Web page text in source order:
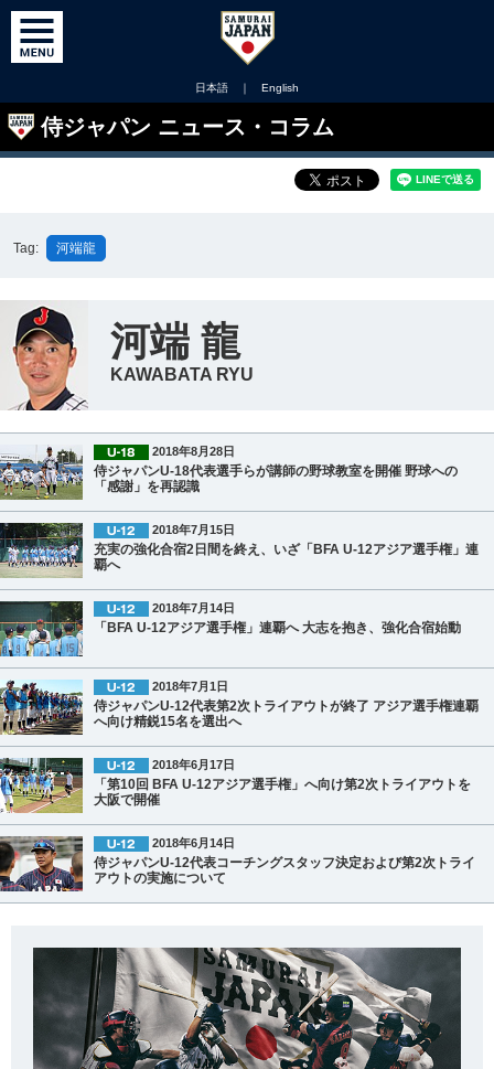
日本語 ｜ English
侍ジャパン ニュース・コラム
Tag: 河端龍
河端 龍
KAWABATA RYU
2018年8月28日
侍ジャパンU-18代表選手らが講師の野球教室を開催 野球への
「感謝」を再認識
2018年7月15日
充実の強化合宿2日間を終え、いざ「BFA U-12アジア選手権」連
覇へ
2018年7月14日
「BFA U-12アジア選手権」連覇へ 大志を抱き、強化合宿始動
2018年7月1日
侍ジャパンU-12代表第2次トライアウトが終了 アジア選手権連覇
へ向け精鋭15名を選出へ
2018年6月17日
「第10回 BFA U-12アジア選手権」へ向け第2次トライアウトを
大阪で開催
2018年6月14日
侍ジャパンU-12代表コーチングスタッフ決定および第2次トライ
アウトの実施について